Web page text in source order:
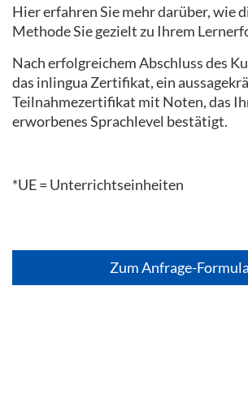
Hier erfahren Sie mehr darüber, wie
Methode Sie gezielt zu Ihrem
Nach erfolgreichem Abschluss des
das inlingua Zertifikat, ein
Teilnahmezertifikat mit Noten, das
erworbenes Sprachlevel bestätigt.
*UE = Unterrichtseinheiten
Zum Anfrage-